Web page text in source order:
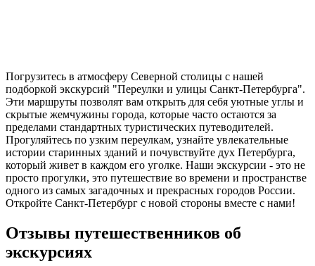
Погрузитесь в атмосферу Северной столицы с нашей
подборкой экскурсий "Переулки и улицы Санкт-Петербурга".
Эти маршруты позволят вам открыть для себя уютные углы и
скрытые жемчужины города, которые часто остаются за
пределами стандартных туристических путеводителей.
Прогуляйтесь по узким переулкам, узнайте увлекательные
истории старинных зданий и почувствуйте дух Петербурга,
который живет в каждом его уголке. Наши экскурсии - это не
просто прогулки, это путешествие во времени и пространстве
одного из самых загадочных и прекрасных городов России.
Откройте Санкт-Петербург с новой стороны вместе с нами!
Отзывы путешественников об
экскурсиях